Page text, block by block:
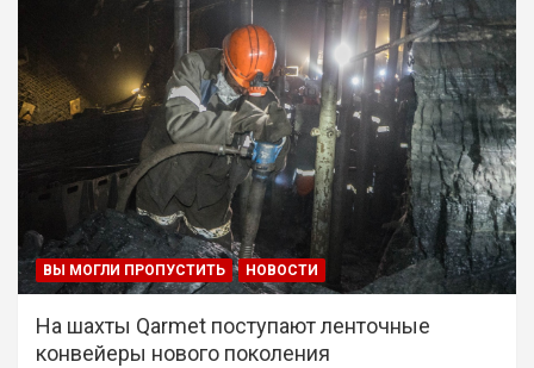
ВЫ МОГЛИ ПРОПУСТИТЬ НОВОСТИ
На шахты Qarmet поступают ленточные
конвейеры нового поколения